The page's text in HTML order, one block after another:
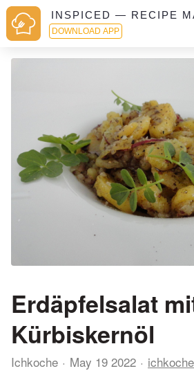
INSPICED — RECIPE
DOWNLOAD APP
Erdäpfelsalat
Kürbiskernöl
Ichkoche May 19 2022